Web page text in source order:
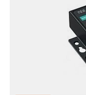
HART ↔
M-Bus ↔ RS-
GPIB, IEEE-488 ↔
USB-
EtherCAT